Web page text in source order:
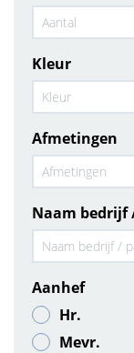
Kleur
Afmetingen
Naam
Aanhef
Hr.
Mevr.